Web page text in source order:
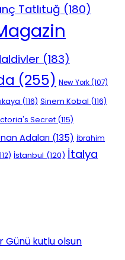
Tatlıtuğ (180)
(183)
(255) New York(107)
(116) Sinem Kobal (116)
Secret (115)
Adaları (135) İbrahim
İstanbul (120) İtalya